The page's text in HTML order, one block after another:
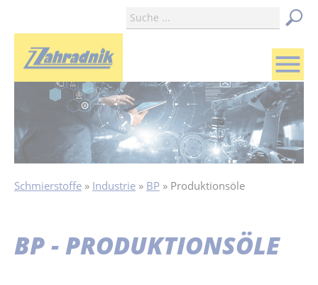
menu
Schmierstoffe Industrie BP Produktionsöle
BP - PRODUKTIONSÖLE